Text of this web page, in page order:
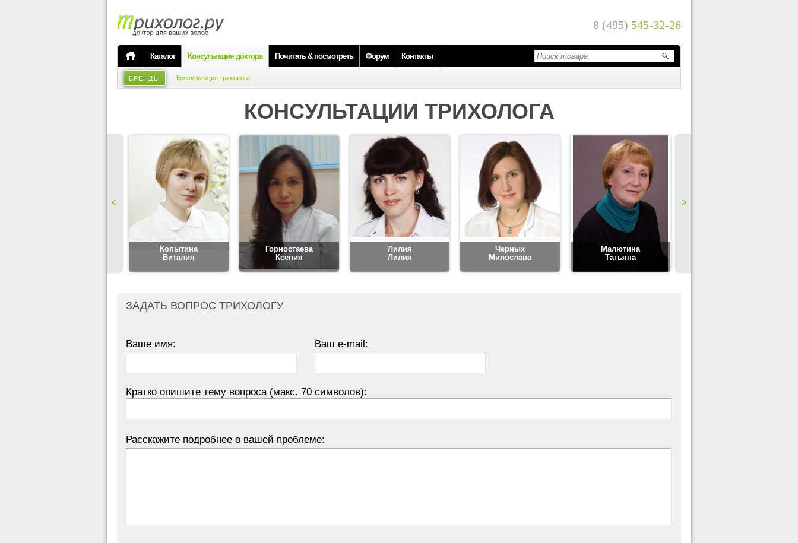
8 (495) 545-32-26
Каталог Консультация доктора Почитать & посмотреть Форум Контакты
БРЕНДЫ Консультация трихолога
КОНСУЛЬТАЦИИ ТРИХОЛОГА
Копытина
Виталия
Горностаева
Ксения
Лилия
Лилия
Черных
Милослава
Малютина
Татьяна
ЗАДАТЬ ВОПРОС ТРИХОЛОГУ
Ваше имя: Ваш e-mail:
Кратко опишите тему вопроса (макс. 70 символов):
Расскажите подробнее о вашей проблеме: